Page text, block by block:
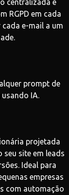
centralizada e
RGPD em cada
cada e-mail a um
prompt de
IA.
projetada
site em leads
Ideal para
empresas
com automação